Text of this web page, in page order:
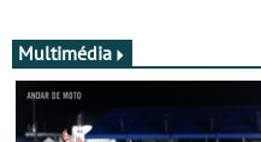
Multimédia